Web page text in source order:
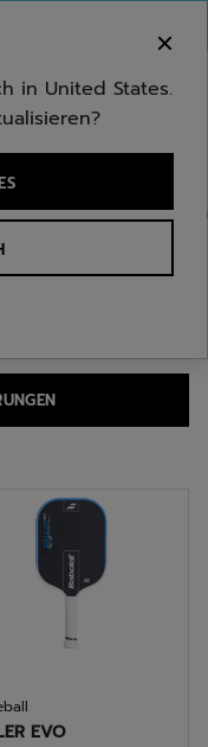
EVO
in United States.